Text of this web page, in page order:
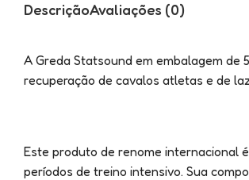
DescriçãoAvaliações (0)
A Greda Statsound em embalagem de
recuperação de cavalos atletas e de
Este produto de renome internacional
períodos de treino intensivo. Sua